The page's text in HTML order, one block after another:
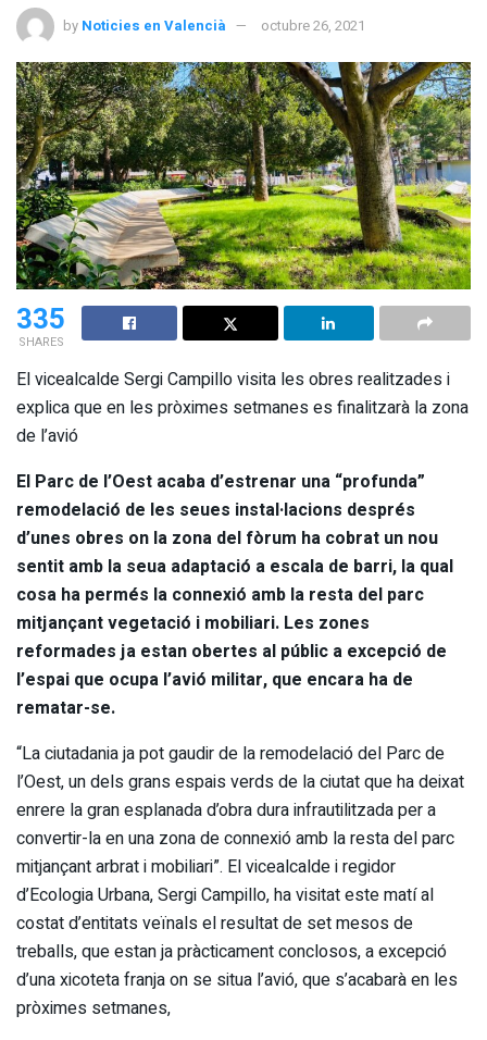
by Noticies en Valencià octubre 26, 2021
335
SHARES
El vicealcalde Sergi Campillo visita les obres realitzades i
explica que en les pròximes setmanes es finalitzarà la zona
de l’avió
El Parc de l’Oest acaba d’estrenar una “profunda”
remodelació de les seues instal·lacions després
d’unes obres on la zona del fòrum ha cobrat un nou
sentit amb la seua adaptació a escala de barri, la qual
cosa ha permés la connexió amb la resta del parc
mitjançant vegetació i mobiliari. Les zones
reformades ja estan obertes al públic a excepció de
l’espai que ocupa l’avió militar, que encara ha de
rematar-se.
“La ciutadania ja pot gaudir de la remodelació del Parc de
l’Oest, un dels grans espais verds de la ciutat que ha deixat
enrere la gran esplanada d’obra dura infrautilitzada per a
convertir-la en una zona de connexió amb la resta del parc
mitjançant arbrat i mobiliari”. El vicealcalde i regidor
d’Ecologia Urbana, Sergi Campillo, ha visitat este matí al
costat d’entitats veïnals el resultat de set mesos de
treballs, que estan ja pràcticament conclosos, a excepció
d’una xicoteta franja on se situa l’avió, que s’acabarà en les
pròximes setmanes,